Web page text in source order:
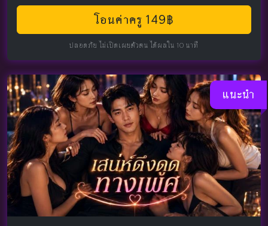
โอนค่าครู 149฿
ปลอดภัย ไม่เปิดเผยตัวตน ได้ผลใน 10 นาที
แนะนำ